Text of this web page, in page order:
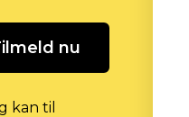
nu
kan til